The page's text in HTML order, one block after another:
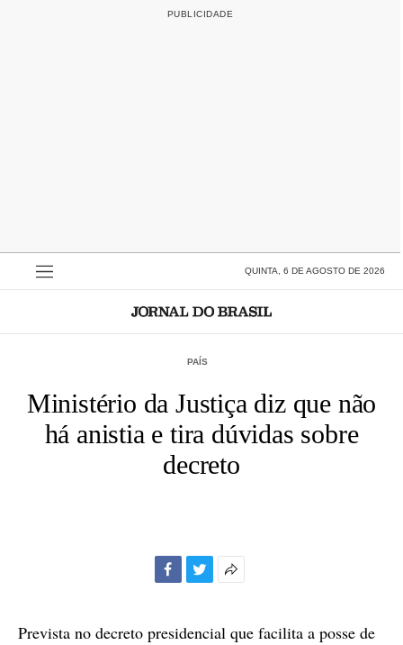
QUINTA, 6 DE AGOSTO DE 2026
PAÍS
Ministério da Justiça diz que não
há anistia e tira dúvidas sobre
decreto
compartilhamento
Prevista no decreto presidencial que facilita a posse de